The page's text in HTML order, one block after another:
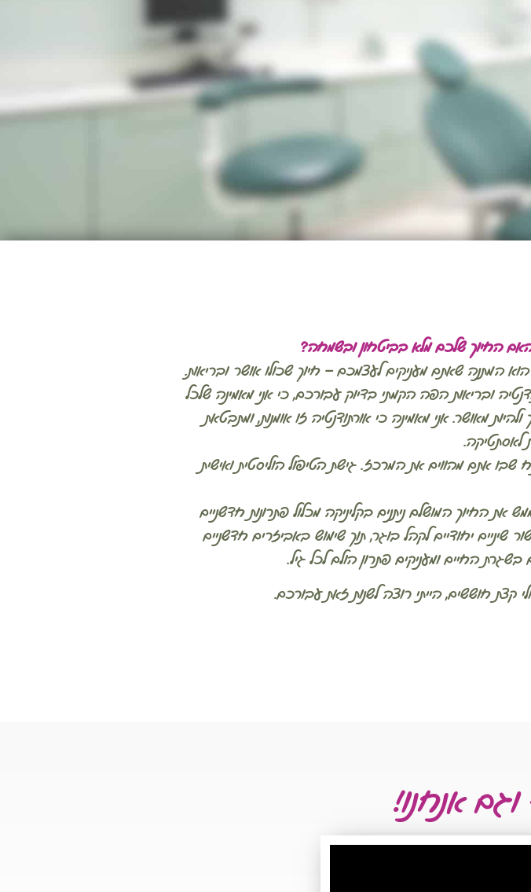
החיוך שלכם מלא בביטחון ובשמחה?
הוא המתנה שאתם מעניקים לעצמכם – חיוך שכולו אושר ובריאות.
ובריאות הפה הקמתי בדיוק עבורכם, כי אני מאמינה שלכל
מאושר. אני מאמינה כי אורתודנטיה זו אומנות, ומתבטאת
לאסתטיקה.
שבו אתם מהווים את המרכז. גישת הטיפול הוליסטית ואישית
את החיוך המושלם ניתנים בקליניקה מכלול פתרונות חדשניים
שיניים יחודיים לקהל בוגר, תוך שימוש באביזרים חדשניים
החיים ומעניקים פתרון הולם לכל גיל.
קצת חוששים, הייתי רוצה לשנות זאת עבורכם.
אנחנו!